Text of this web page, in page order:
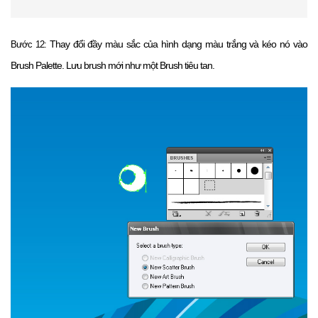
Bước 12: Thay đổi đầy màu sắc của hình dạng màu trắng và kéo nó vào
Brush Palette. Lưu brush mới như một Brush tiêu tan.